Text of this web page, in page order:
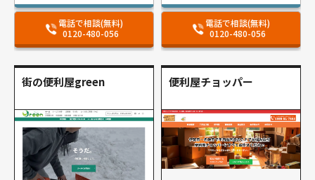
電話で相談(無料)
0120-480-056
電話で相談(無料)
0120-480-056
街の便利屋green 便利屋チョッパー